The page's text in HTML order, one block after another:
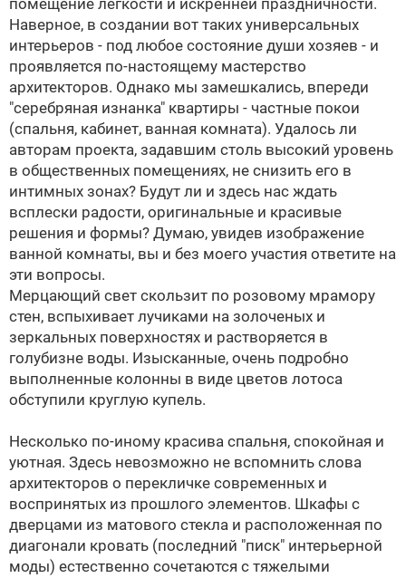
помещение легкости и искренней праздничности.
Наверное, в создании вот таких универсальных
интерьеров - под любое состояние души хозяев - и
проявляется по-настоящему мастерство
архитекторов. Однако мы замешкались, впереди
"серебряная изнанка" квартиры - частные покои
(спальня, кабинет, ванная комната). Удалось ли
авторам проекта, задавшим столь высокий уровень
в общественных помещениях, не снизить его в
интимных зонах? Будут ли и здесь нас ждать
всплески радости, оригинальные и красивые
решения и формы? Думаю, увидев изображение
ванной комнаты, вы и без моего участия ответите на
эти вопросы.
Мерцающий свет скользит по розовому мрамору
стен, вспыхивает лучиками на золоченых и
зеркальных поверхностях и растворяется в
голубизне воды. Изысканные, очень подробно
выполненные колонны в виде цветов лотоса
обступили круглую купель.
Несколько по-иному красива спальня, спокойная и
уютная. Здесь невозможно не вспомнить слова
архитекторов о перекличке современных и
воспринятых из прошлого элементов. Шкафы с
дверцами из матового стекла и расположенная по
диагонали кровать (последний "писк" интерьерной
моды) естественно сочетаются с тяжелыми